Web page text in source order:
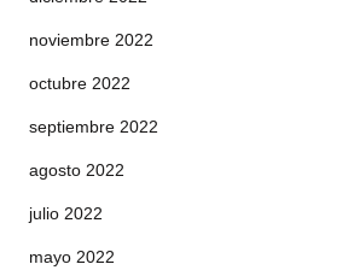
noviembre 2022
octubre 2022
septiembre 2022
agosto 2022
julio 2022
mayo 2022